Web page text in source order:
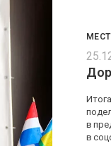
в
в